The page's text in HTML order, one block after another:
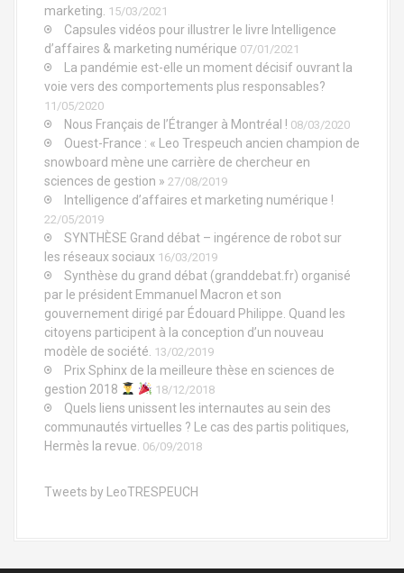
marketing. 15/03/2021
Capsules vidéos pour illustrer le livre Intelligence
d’affaires & marketing numérique 07/01/2021
La pandémie est-elle un moment décisif ouvrant la
voie vers des comportements plus responsables?
11/05/2020
Nous Français de l’Étranger à Montréal ! 08/03/2020
Ouest-France : « Leo Trespeuch ancien champion de
snowboard mène une carrière de chercheur en
sciences de gestion » 27/08/2019
Intelligence d’affaires et marketing numérique !
22/05/2019
SYNTHÈSE Grand débat – ingérence de robot sur
les réseaux sociaux 16/03/2019
Synthèse du grand débat (granddebat.fr) organisé
par le président Emmanuel Macron et son
gouvernement dirigé par Édouard Philippe. Quand les
citoyens participent à la conception d’un nouveau
modèle de société. 13/02/2019
Prix Sphinx de la meilleure thèse en sciences de
gestion 2018
18/12/2018
Quels liens unissent les internautes au sein des
communautés virtuelles ? Le cas des partis politiques,
Hermès la revue. 06/09/2018
Tweets by LeoTRESPEUCH